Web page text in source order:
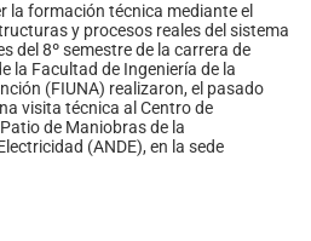
la formación técnica mediante el
y procesos reales del sistema
del 8º semestre de la carrera de
la Facultad de Ingeniería de la
(FIUNA) realizaron, el pasado
visita técnica al Centro de
de Maniobras de la
(ANDE), en la sede